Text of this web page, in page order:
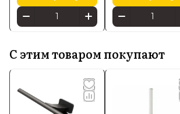
С этим товаром покупают